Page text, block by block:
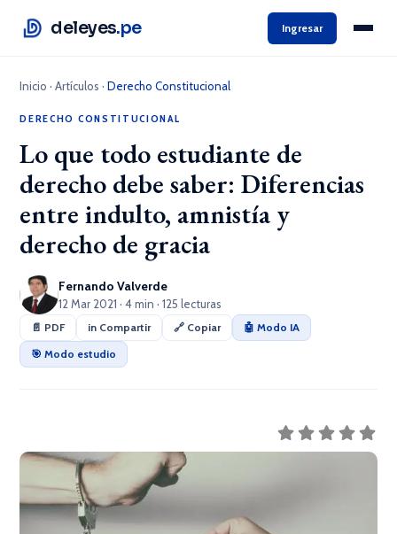
deleyes.pe Ingresar
Inicio ·Artículos ·Derecho Constitucional
DERECHO CONSTITUCIONAL
Lo que todo estudiante de
derecho debe saber: Diferencias
entre indulto, amnistía y
derecho de gracia
Fernando Valverde
12 Mar 2021 · 4 min · 125 lecturas
📄 PDF in Compartir 🔗 Copiar
🤖 Modo IA
🎯 Modo estudio